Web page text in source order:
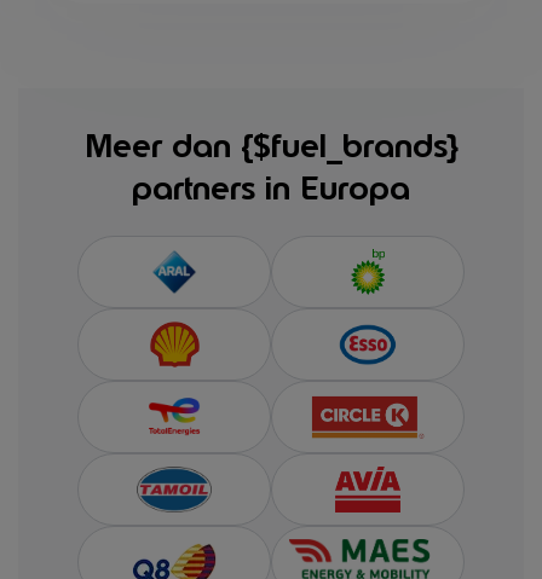
Meer dan {$fuel_brands}
partners in Europa